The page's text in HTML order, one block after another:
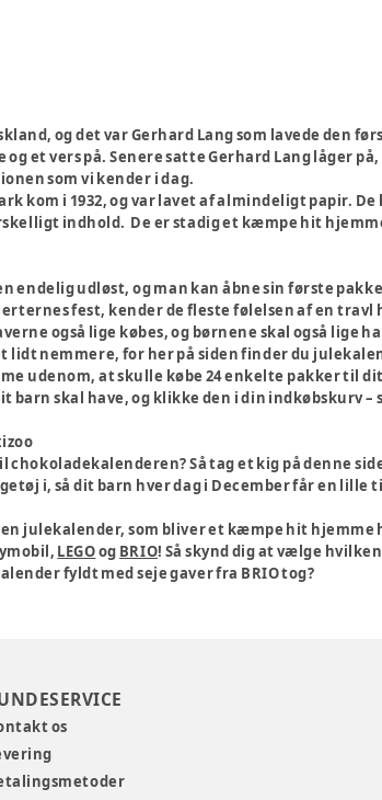
og det var Gerhard Lang som lavede den
et vers på. Senere satte Gerhard Lang låger
som vi kender i dag.
kom i 1932, og var lavet af almindeligt papir.
indhold. De er stadig et kæmpe hit
endelig udløst, og man kan åbne sin første
fest, kender de fleste følelsen af en travl
også lige købes, og børnene skal også lige
lidt nemmere, for her på siden finder du
udenom, at skulle købe 24 enkelte pakker til
barn skal have, og klikke den i din indkøbskurv –
Så tag et kig på denne
i, så dit barn hver dag i December får en lille
julekalender, som bliver et kæmpe hit
LEGOog BRIO! Så skynd dig at vælge
fyldt med seje gaver fra BRIO tog?
os